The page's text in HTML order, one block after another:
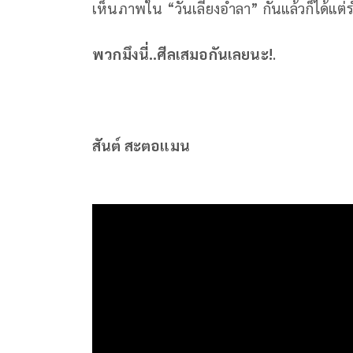
เห็นภาพใน “วันเลี้ยงอำลา” กันแล้วก็ได้แต่
พวกมึงนี่..ศีลเสมอกันเลยนะ!.
สันต์ สะตอแมน